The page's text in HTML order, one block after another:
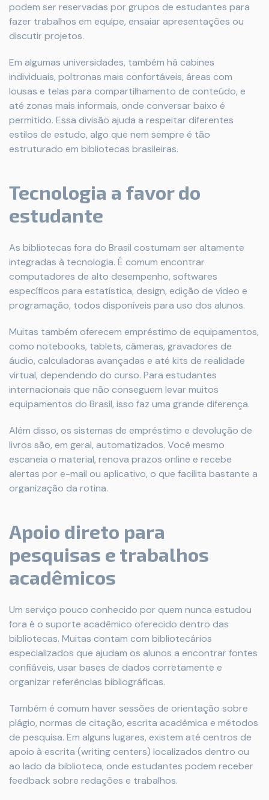
podem ser reservadas por grupos de estudantes para
fazer trabalhos em equipe, ensaiar apresentações ou
discutir projetos.
Em algumas universidades, também há cabines
individuais, poltronas mais confortáveis, áreas com
lousas e telas para compartilhamento de conteúdo, e
até zonas mais informais, onde conversar baixo é
permitido. Essa divisão ajuda a respeitar diferentes
estilos de estudo, algo que nem sempre é tão
estruturado em bibliotecas brasileiras.
Tecnologia a favor do
estudante
As bibliotecas fora do Brasil costumam ser altamente
integradas à tecnologia. É comum encontrar
computadores de alto desempenho, softwares
específicos para estatística, design, edição de vídeo e
programação, todos disponíveis para uso dos alunos.
Muitas também oferecem empréstimo de equipamentos,
como notebooks, tablets, câmeras, gravadores de
áudio, calculadoras avançadas e até kits de realidade
virtual, dependendo do curso. Para estudantes
internacionais que não conseguem levar muitos
equipamentos do Brasil, isso faz uma grande diferença.
Além disso, os sistemas de empréstimo e devolução de
livros são, em geral, automatizados. Você mesmo
escaneia o material, renova prazos online e recebe
alertas por e-mail ou aplicativo, o que facilita bastante a
organização da rotina.
Apoio direto para
pesquisas e trabalhos
acadêmicos
Um serviço pouco conhecido por quem nunca estudou
fora é o suporte acadêmico oferecido dentro das
bibliotecas. Muitas contam com bibliotecários
especializados que ajudam os alunos a encontrar fontes
confiáveis, usar bases de dados corretamente e
organizar referências bibliográficas.
Também é comum haver sessões de orientação sobre
plágio, normas de citação, escrita acadêmica e métodos
de pesquisa. Em alguns lugares, existem até centros de
apoio à escrita (writing centers) localizados dentro ou
ao lado da biblioteca, onde estudantes podem receber
feedback sobre redações e trabalhos.